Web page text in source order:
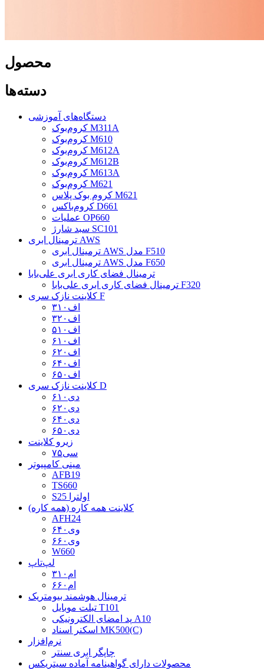
محصول
دسته‌ها
دستگاه‌های آموزشی
کروم‌بوک M311A
کروم‌بوک M610
کروم‌بوک M612A
کروم‌بوک M612B
کروم‌بوک M613A
کروم‌بوک M621
کروم بوک پلاس M621
کروم‌باکس D661
عملیات OP660
سبد شارژ SC101
ترمینال ابری AWS
ترمینال ابری AWS مدل F510
ترمینال ابری AWS مدل F650
ترمینال فضای کاری ابری علی‌بابا
ترمینال فضای کاری ابری علی‌بابا F320
کلاینت نازک سری F
اف۳۱۰
اف۳۲۰
اف۵۱۰
اف۶۱۰
اف۶۲۰
اف۶۴۰
اف۶۵۰
کلاینت نازک سری D
دی۶۱۰
دی۶۲۰
دی۶۴۰
دی۶۵۰
زیرو کلاینت
سی۷۵
مینی کامپیوتر
AFB19
TS660
S25 اولترا
کلاینت همه کاره (همه کاره)
AFH24
وی۶۴۰
وی۶۶۰
W660
لپ‌تاپ
ام۳۱۰
ام۶۶۰
ترمینال هوشمند بیومتریک
تبلت موبایل T101
پد امضای الکترونیکی A10
اسکنر اسناد MK500(C)
نرم‌افزار
چاپگر ابری سنتر
محصولات دارای گواهینامه آماده سیتریکس